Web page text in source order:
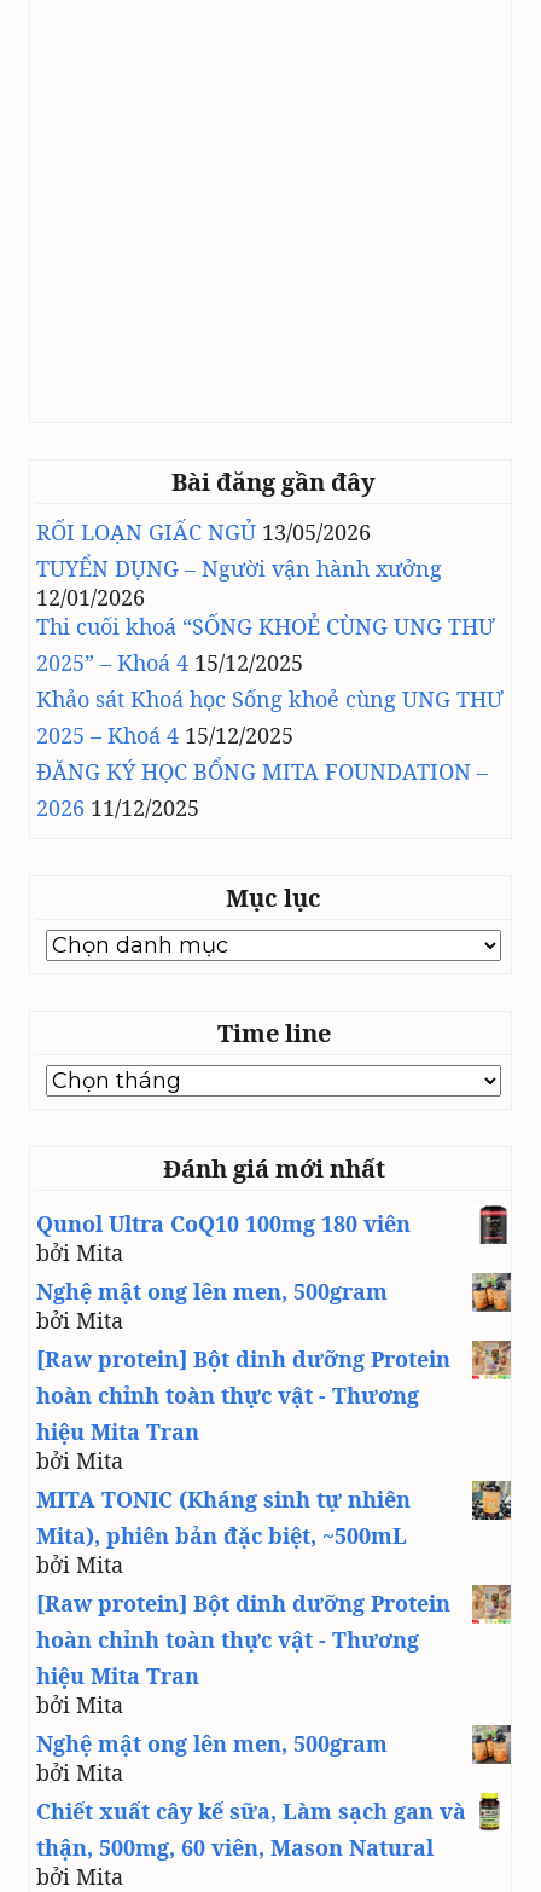
Bài đăng gần đây
RỐI LOẠN GIẤC NGỦ 13/05/2026
TUYỂN DỤNG – Người vận hành xưởng
12/01/2026
Thi cuối khoá “SỐNG KHOẺ CÙNG UNG THƯ
2025” – Khoá 4 15/12/2025
Khảo sát Khoá học Sống khoẻ cùng UNG THƯ
2025 – Khoá 4 15/12/2025
ĐĂNG KÝ HỌC BỔNG MITA FOUNDATION –
2026 11/12/2025
Mục lục
Mục
lục
Time line
Time
line
Đánh giá mới nhất
Qunol Ultra CoQ10 100mg 180 viên
bởi Mita
Nghệ mật ong lên men, 500gram
bởi Mita
[Raw protein] Bột dinh dưỡng Protein
hoàn chỉnh toàn thực vật - Thương
hiệu Mita Tran
bởi Mita
MITA TONIC (Kháng sinh tự nhiên
Mita), phiên bản đặc biệt, ~500mL
bởi Mita
[Raw protein] Bột dinh dưỡng Protein
hoàn chỉnh toàn thực vật - Thương
hiệu Mita Tran
bởi Mita
Nghệ mật ong lên men, 500gram
bởi Mita
Chiết xuất cây kế sữa, Làm sạch gan và
thận, 500mg, 60 viên, Mason Natural
bởi Mita